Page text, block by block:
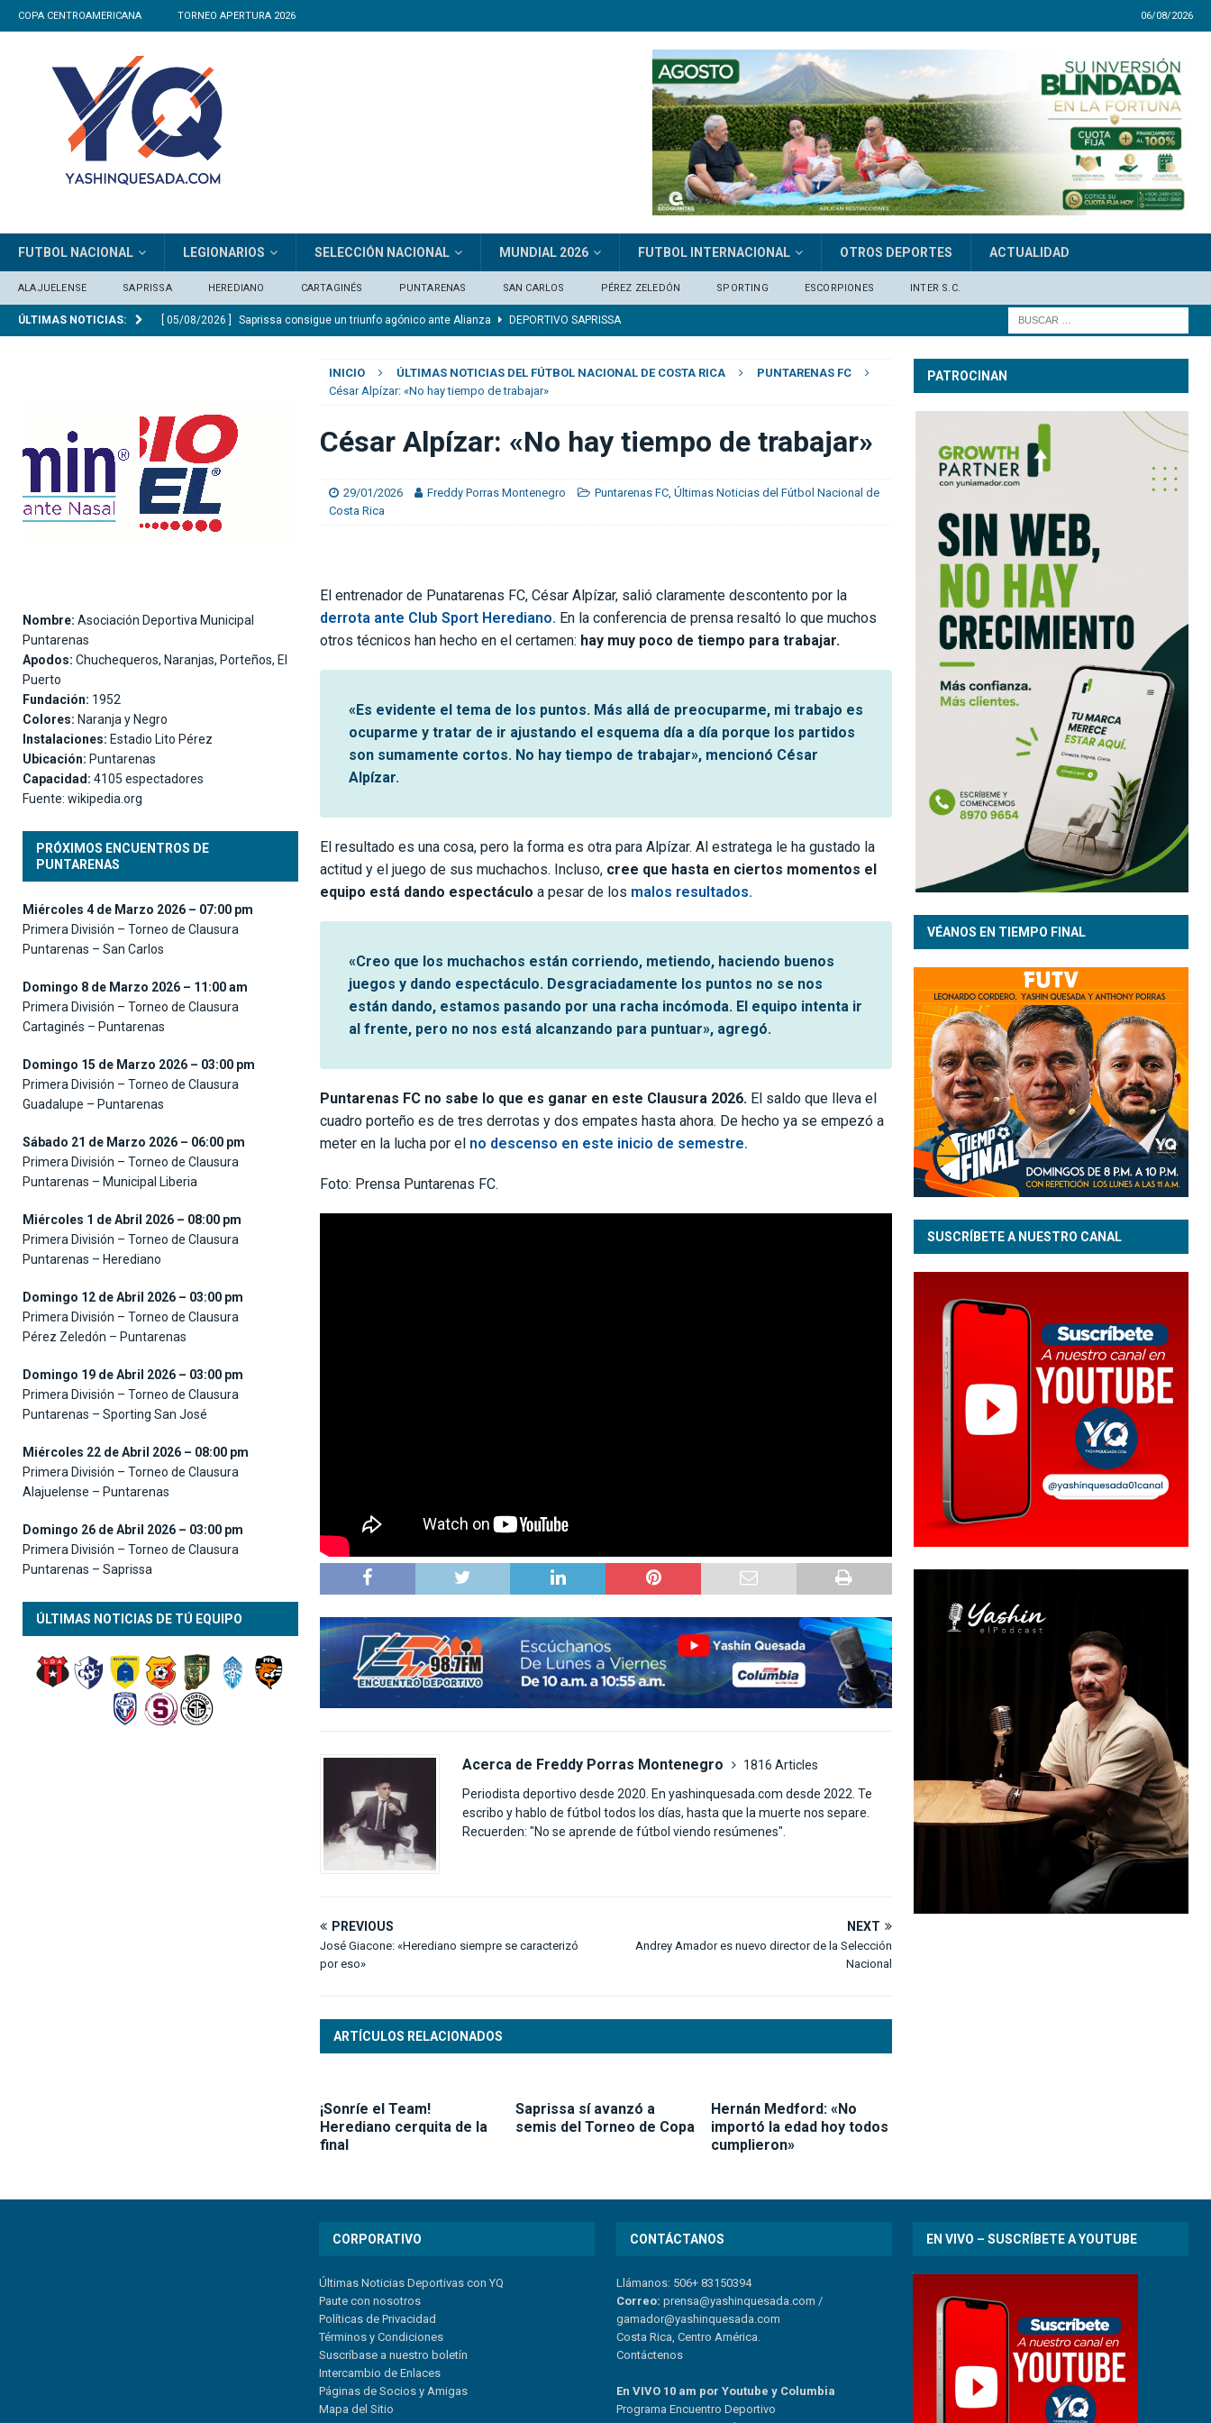
COPA CENTROAMERICANA TORNEO APERTURA 2026 06/08/2026
FUTBOL NACIONAL LEGIONARIOS SELECCIÓN NACIONAL MUNDIAL 2026 FUTBOL INTERNACIONAL OTROS DEPORTES ACTUALIDAD
ALAJUELENSE SAPRISSA HEREDIANO CARTAGINÉS PUNTARENAS SAN CARLOS PÉREZ ZELEDÓN SPORTING ESCORPIONES INTER S.C.
ÚLTIMAS NOTICIAS: [ 05/08/2026 ] Saprissa consigue un triunfo agónico ante Alianza DEPORTIVO SAPRISSA
Alexander Vargas: «La Liga hizo mérito para ganar» FÚTBOL INTERNACIONAL
[ 06/08/2026 ] Medford: “En el Mundial vi equipos ganando en el último minuto y nadie decía nada” CONCACAF
INICIO ÚLTIMAS NOTICIAS DEL FÚTBOL NACIONAL DE COSTA RICA
PUNTARENAS FC
César Alpízar: «No hay tiempo de trabajar»
César Alpízar: «No hay tiempo de trabajar»
29/01/2026 Freddy Porras Montenegro Puntarenas FC, Últimas Noticias del Fútbol Nacional de
Costa Rica
El entrenador de Punatarenas FC, César Alpízar, salió claramente descontento por la
derrota ante Club Sport Herediano. En la conferencia de prensa resaltó lo que muchos
otros técnicos han hecho en el certamen: hay muy poco de tiempo para trabajar.
«Es evidente el tema de los puntos. Más allá de preocuparme, mi trabajo es
ocuparme y tratar de ir ajustando el esquema día a día porque los partidos
son sumamente cortos. No hay tiempo de trabajar», mencionó César
Alpízar.
El resultado es una cosa, pero la forma es otra para Alpízar. Al estratega le ha gustado la
actitud y el juego de sus muchachos. Incluso, cree que hasta en ciertos momentos el
equipo está dando espectáculo a pesar de los malos resultados.
«Creo que los muchachos están corriendo, metiendo, haciendo buenos
juegos y dando espectáculo. Desgraciadamente los puntos no se nos
están dando, estamos pasando por una racha incómoda. El equipo intenta ir
al frente, pero no nos está alcanzando para puntuar», agregó.
Puntarenas FC no sabe lo que es ganar en este Clausura 2026. El saldo que lleva el
cuadro porteño es de tres derrotas y dos empates hasta ahora. De hecho ya se empezó a
meter en la lucha por el no descenso en este inicio de semestre.
Foto: Prensa Puntarenas FC.
Acerca de Freddy Porras Montenegro
1816 Articles
Periodista deportivo desde 2020. En yashinquesada.com desde 2022. Te
escribo y hablo de fútbol todos los días, hasta que la muerte nos separe.
Recuerden: "No se aprende de fútbol viendo resúmenes".
PREVIOUS
José Giacone: «Herediano siempre se caracterizó
por eso»
NEXT
Andrey Amador es nuevo director de la Selección
Nacional
ARTÍCULOS RELACIONADOS
¡Sonríe el Team!
Herediano cerquita de la
final
Saprissa sí avanzó a
semis del Torneo de Copa
Hernán Medford: «No
importó la edad hoy todos
cumplieron»
Nombre: Asociación Deportiva Municipal
Puntarenas
Apodos: Chuchequeros, Naranjas, Porteños, El
Puerto
Fundación: 1952
Colores: Naranja y Negro
Instalaciones: Estadio Lito Pérez
Ubicación: Puntarenas
Capacidad: 4105 espectadores
Fuente: wikipedia.org
PRÓXIMOS ENCUENTROS DE
PUNTARENAS
Miércoles 4 de Marzo 2026 – 07:00 pm
Primera División – Torneo de Clausura
Puntarenas – San Carlos
Domingo 8 de Marzo 2026 – 11:00 am
Primera División – Torneo de Clausura
Cartaginés – Puntarenas
Domingo 15 de Marzo 2026 – 03:00 pm
Primera División – Torneo de Clausura
Guadalupe – Puntarenas
Sábado 21 de Marzo 2026 – 06:00 pm
Primera División – Torneo de Clausura
Puntarenas – Municipal Liberia
Miércoles 1 de Abril 2026 – 08:00 pm
Primera División – Torneo de Clausura
Puntarenas – Herediano
Domingo 12 de Abril 2026 – 03:00 pm
Primera División – Torneo de Clausura
Pérez Zeledón – Puntarenas
Domingo 19 de Abril 2026 – 03:00 pm
Primera División – Torneo de Clausura
Puntarenas – Sporting San José
Miércoles 22 de Abril 2026 – 08:00 pm
Primera División – Torneo de Clausura
Alajuelense – Puntarenas
Domingo 26 de Abril 2026 – 03:00 pm
Primera División – Torneo de Clausura
Puntarenas – Saprissa
ÚLTIMAS NOTICIAS DE TÚ EQUIPO
PATROCINAN
VÉANOS EN TIEMPO FINAL
SUSCRÍBETE A NUESTRO CANAL
CORPORATIVO
Últimas Noticias Deportivas con YQ
Paute con nosotros
Políticas de Privacidad
Términos y Condiciones
Suscríbase a nuestro boletín
Intercambio de Enlaces
Páginas de Socios y Amigas
Mapa del Sitio
CONTÁCTANOS
Llámanos: 506+ 83150394
Correo: prensa@yashinquesada.com /
gamador@yashinquesada.com
Costa Rica, Centro América.
Contáctenos
En VIVO 10 am por Youtube y Columbia
Programa Encuentro Deportivo
EN VIVO – SUSCRÍBETE A YOUTUBE